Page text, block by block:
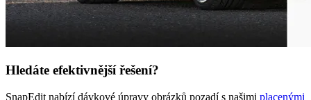
Hledáte efektivnější řešení?
SnapEdit nabízí dávkové úpravy obrázků pozadí s našimi placenými